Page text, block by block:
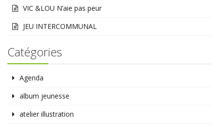
VIC &LOU N’aie pas peur
JEU INTERCOMMUNAL
Catégories
Agenda
album jeunesse
atelier illustration